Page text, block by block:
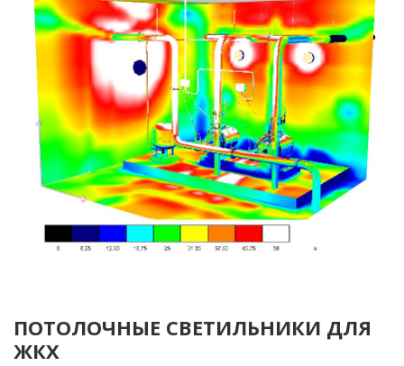
ПОТОЛОЧНЫЕ СВЕТИЛЬНИКИ ДЛЯ
ЖКХ